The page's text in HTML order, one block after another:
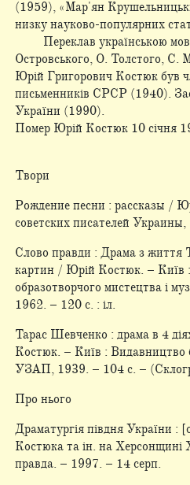
(1959), «Мар'ян
низку науково-популярних
Переклав українською
Островського, О. Толстого,
Юрій Григорович Костюк був
письменників СРСР (1940).
України (1990).
Помер Юрій Костюк 10 січня
Твори
Рождение песни : рассказы /
советских писателей
Слово правди : Драма з життя
картин / Юрій Костюк. – Київ
образотворчого мистецтва і
1962. – 120 с. : іл.
Тарас Шевченко : драма в 4
Костюк. – Київ : Видавництво
УЗАП, 1939. – 104 с. –
Про нього
Драматургія півдня України :
Костюка та ін. на
правда. – 1997. – 14 серп.